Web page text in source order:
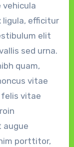
vehicula
ligula, efficitur
elit
sed urna.
quam,
vitae
felis vitae
augue
porttitor,